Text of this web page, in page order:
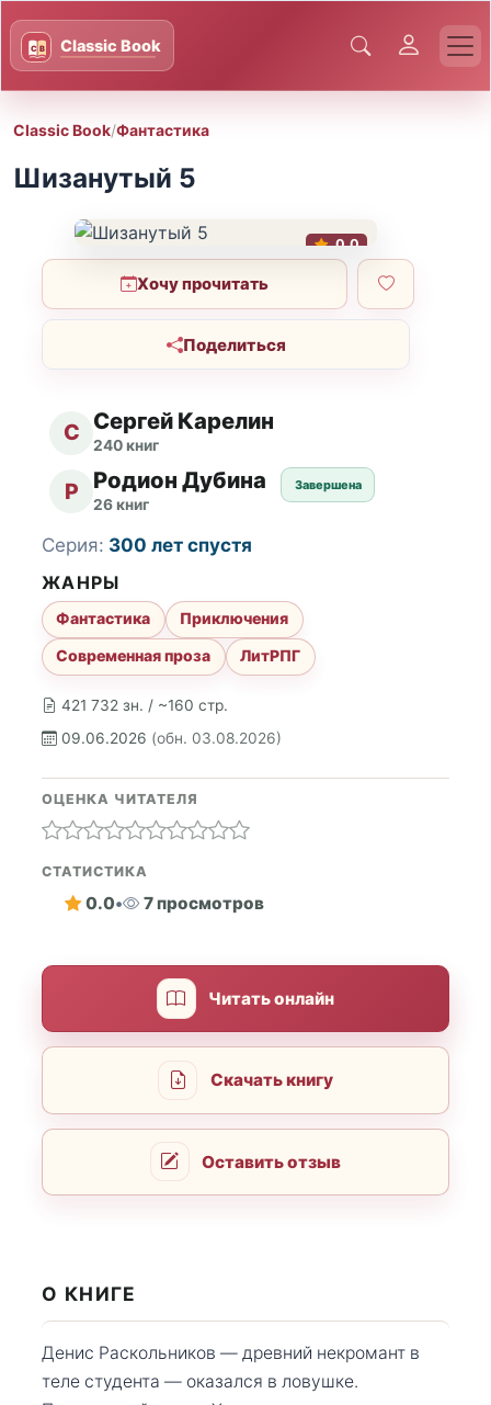
Classic Book/Фантастика
Шизанутый 5
0.0
Хочу прочитать
Поделиться
С Сергей Карелин
240 книг
Р Родион Дубина
26 книг
Завершена
421 732 зн. / ~160 стр.
09.06.2026 (обн. 03.08.2026)
Серия: 300 лет спустя
ЖАНРЫ
Фантастика
Приключения
Современная проза
ЛитРПГ
ОЦЕНКА ЧИТАТЕЛЯ
СТАТИСТИКА
0.0• 7 просмотров
Читать онлайн
Скачать книгу
Оставить отзыв
О КНИГЕ
Денис Раскольников — древний некромант в
теле студента — оказался в ловушке.